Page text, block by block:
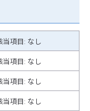
当項目: なし
当項目: なし
当項目: なし
当項目: なし